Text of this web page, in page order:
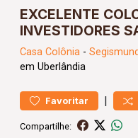
EXCELENTE
INVESTIDORES
Casa Colônia -
em Uberlândia
Favoritar |
Compartilhe: